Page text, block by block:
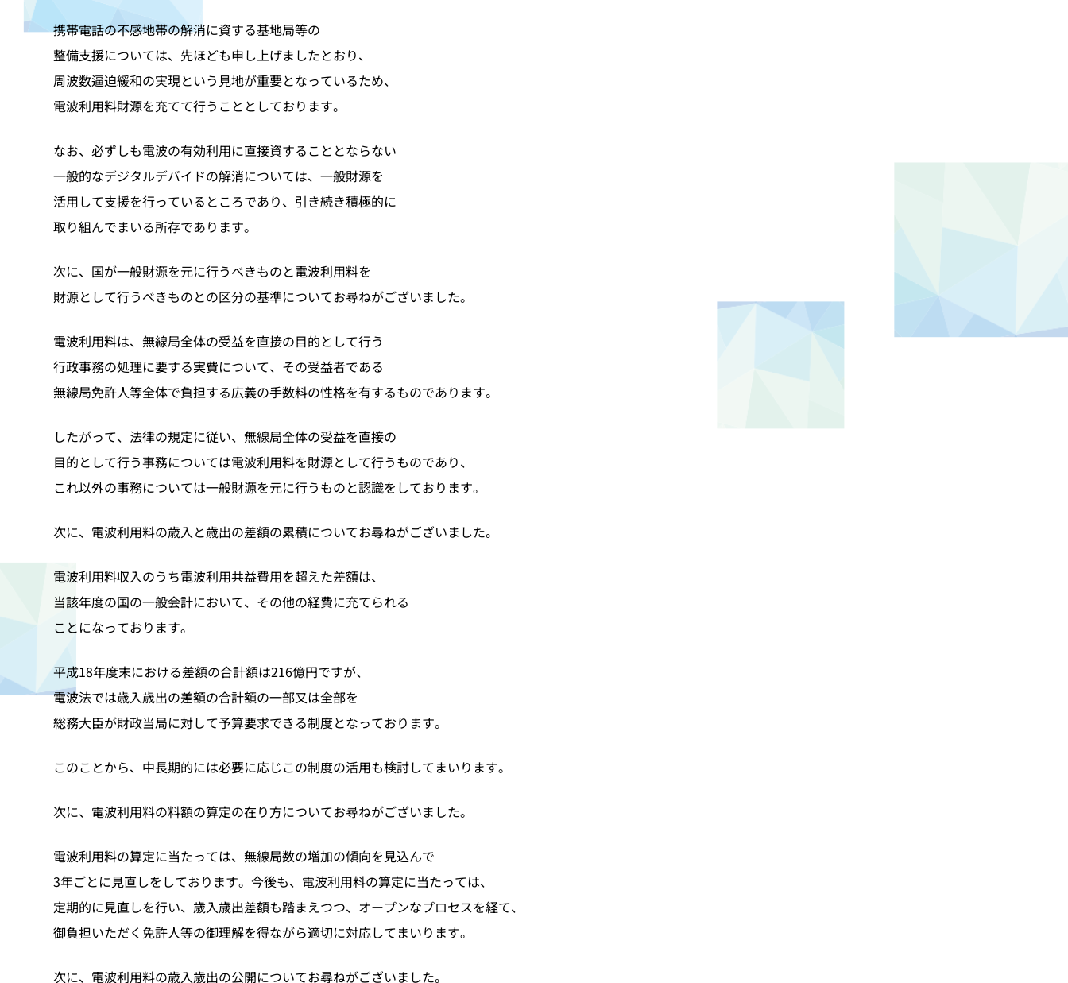
携帯電話の不感地帯の解消に資する基地局等の
整備支援については、先ほども申し上げましたとおり、
周波数逼迫緩和の実現という見地が重要となっているため、
電波利用料財源を充てて行うこととしております。
なお、必ずしも電波の有効利用に直接資することとならない
一般的なデジタルデバイドの解消については、一般財源を
活用して支援を行っているところであり、引き続き積極的に
取り組んでまいる所存であります。
次に、国が一般財源を元に行うべきものと電波利用料を
財源として行うべきものとの区分の基準についてお尋ねがございました。
電波利用料は、無線局全体の受益を直接の目的として行う
行政事務の処理に要する実費について、その受益者である
無線局免許人等全体で負担する広義の手数料の性格を有するものであります。
したがって、法律の規定に従い、無線局全体の受益を直接の
目的として行う事務については電波利用料を財源として行うものであり、
これ以外の事務については一般財源を元に行うものと認識をしております。
次に、電波利用料の歳入と歳出の差額の累積についてお尋ねがございました。
電波利用料収入のうち電波利用共益費用を超えた差額は、
当該年度の国の一般会計において、その他の経費に充てられる
ことになっております。
平成18年度末における差額の合計額は216億円ですが、
電波法では歳入歳出の差額の合計額の一部又は全部を
総務大臣が財政当局に対して予算要求できる制度となっております。
このことから、中長期的には必要に応じこの制度の活用も検討してまいります。
次に、電波利用料の料額の算定の在り方についてお尋ねがございました。
電波利用料の算定に当たっては、無線局数の増加の傾向を見込んで
3年ごとに見直しをしております。今後も、電波利用料の算定に当たっては、
定期的に見直しを行い、歳入歳出差額も踏まえつつ、オープンなプロセスを経て、
御負担いただく免許人等の御理解を得ながら適切に対応してまいります。
次に、電波利用料の歳入歳出の公開についてお尋ねがございました。